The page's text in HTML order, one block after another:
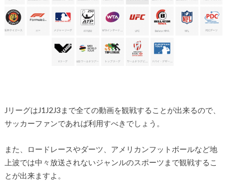
JリーグはJ1J2J3まで全ての動画を観戦することが出来るので、
サッカーファンであれば利用すべきでしょう。
また、ロードレースやダーツ、アメリカンフットボールなど地
上波では中々放送されないジャンルのスポーツまで観戦するこ
とが出来ますよ。